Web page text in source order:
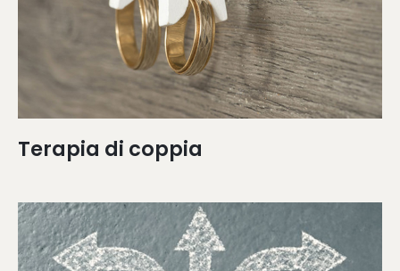
Terapia di coppia